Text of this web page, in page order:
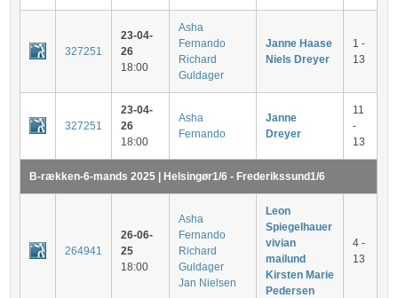
327251
23-04-
26
18:00
Asha
Fernando
Richard
Guldager
Janne Haase
Niels Dreyer
1 -
13
327251
23-04-
26
18:00
Asha
Fernando
Janne
Dreyer
11
-
13
B-rækken-6-mands 2025 | Helsingør1/6 - Frederikssund1/6
264941
26-06-
25
18:00
Asha
Fernando
Richard
Guldager
Jan Nielsen
Leon
Spiegelhauer
vivian
mailund
Kirsten Marie
Pedersen
4 -
13